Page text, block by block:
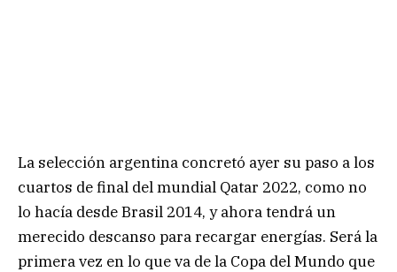
La selección argentina concretó ayer su paso a los
cuartos de final del mundial Qatar 2022, como no
lo hacía desde Brasil 2014, y ahora tendrá un
merecido descanso para recargar energías. Será la
primera vez en lo que va de la Copa del Mundo que